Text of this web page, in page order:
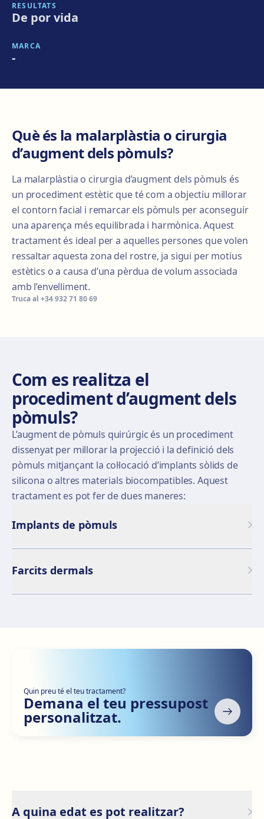
RESULTATS
De por vida
MARCA
-
Què és la malarplàstia o cirurgia
d’augment dels pòmuls?
La malarplàstia o cirurgia d’augment dels pòmuls és
un procediment estètic que té com a objectiu millorar
el contorn facial i remarcar els pòmuls per aconseguir
una aparença més equilibrada i harmònica. Aquest
tractament és ideal per a aquelles persones que volen
ressaltar aquesta zona del rostre, ja sigui per motius
estètics o a causa d’una pèrdua de volum associada
amb l’envelliment.
Truca al +34 932 71 80 69
Com es realitza el
procediment d’augment dels
pòmuls?
L’augment de pòmuls quirúrgic és un procediment
dissenyat per millorar la projecció i la definició dels
pòmuls mitjançant la col·locació d’implants sòlids de
silicona o altres materials biocompatibles. Aquest
tractament es pot fer de dues maneres:
Implants de pòmuls
Farcits dermals
Quin preu té el teu tractament?
Demana el teu pressupost
personalitzat.
A quina edat es pot realitzar?